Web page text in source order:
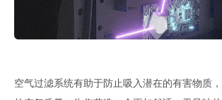
空气过滤系统有助于防止吸入潜在的有害物质